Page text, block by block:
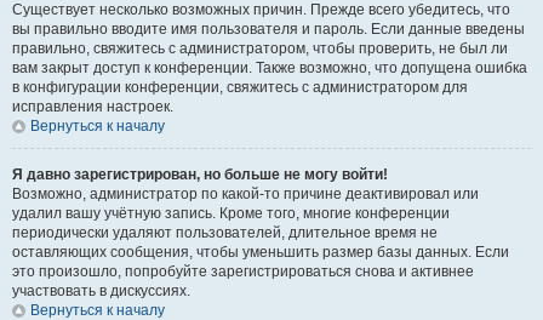
Существует несколько возможных причин. Прежде всего убедитесь, что
вы правильно вводите имя пользователя и пароль. Если данные введены
правильно, свяжитесь с администратором, чтобы проверить, не был ли
вам закрыт доступ к конференции. Также возможно, что допущена ошибка
в конфигурации конференции, свяжитесь с администратором для
исправления настроек.
Вернуться к началу
Я давно зарегистрирован, но больше не могу войти!
Возможно, администратор по какой-то причине деактивировал или
удалил вашу учётную запись. Кроме того, многие конференции
периодически удаляют пользователей, длительное время не
оставляющих сообщения, чтобы уменьшить размер базы данных. Если
это произошло, попробуйте зарегистрироваться снова и активнее
участвовать в дискуссиях.
Вернуться к началу